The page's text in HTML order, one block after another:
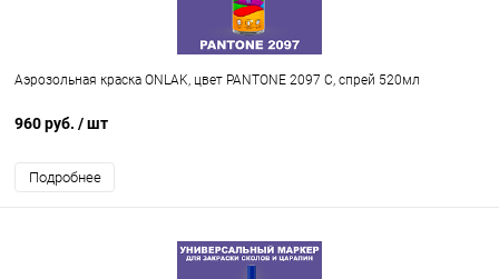
Аэрозольная краска ONLAK, цвет PANTONE 2097 C, спрей 520мл
960 руб. / шт
Подробнее